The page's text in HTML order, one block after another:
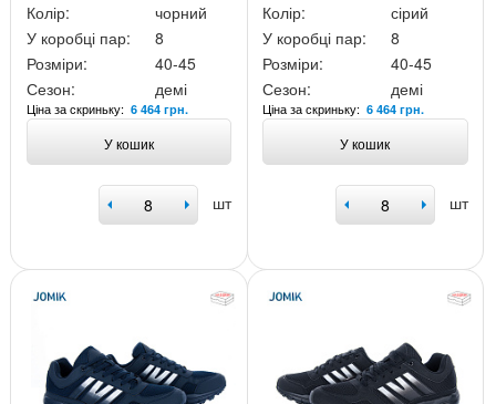
Колір:
чорний
У коробці пар:
8
Розміри:
40-45
Сезон:
демі
Ціна за скриньку: 6 464 грн.
У кошик
шт
Колір:
сірий
У коробці пар:
8
Розміри:
40-45
Сезон:
демі
Ціна за скриньку:6 464 грн.
У кошик
шт